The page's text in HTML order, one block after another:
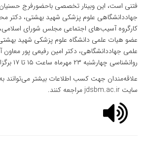
فتنی است، این وبینار تخصصی باحضورفرج
جهاددانشگاهی علوم پزشکی شهید بهشتی، دکتر
کارگروه آسیب‌های اجتماعی مجلس شورای
عضو هیات علمی دانشگاه علوم پزشکی شهید
علمی جهاددانشگاهی، دکتر امین رفیعی پور معاون
روانشناسی چهارشنبه ۲۳ مهرماه ساعت ۱۵ تا ۱۷ برگزار می‌شود.
علاقه‌مندان جهت کسب اطلاعات بیشتر می‌توانند به
سایت jdsbm.ac.ir مراجعه کنند.